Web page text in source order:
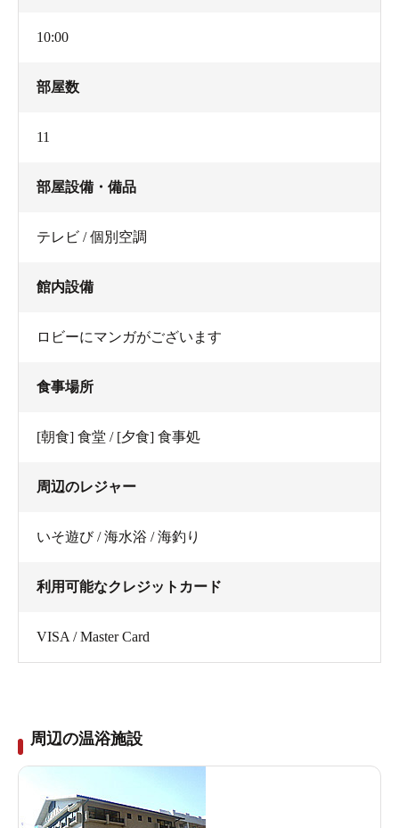
10:00
部屋数
11
部屋設備・備品
テレビ / 個別空調
館内設備
ロビーにマンガがございます
食事場所
[朝食] 食堂 / [夕食] 食事処
周辺のレジャー
いそ遊び / 海水浴 / 海釣り
利用可能なクレジットカード
VISA / Master Card
周辺の温浴施設